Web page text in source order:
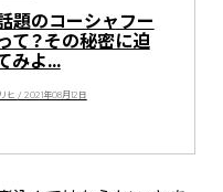
題のコーシャフー
て？その秘密に迫
みよ...
ヒ / 2021年08月12日